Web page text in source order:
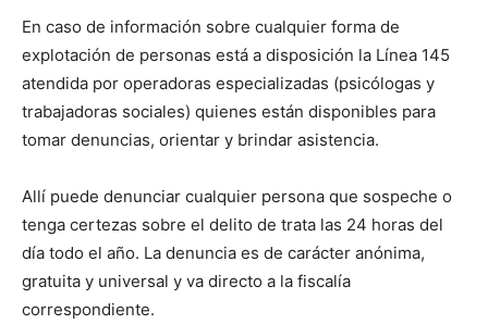
En caso de información sobre cualquier forma de
explotación de personas está a disposición la Línea 145
atendida por operadoras especializadas (psicólogas y
trabajadoras sociales) quienes están disponibles para
tomar denuncias, orientar y brindar asistencia.
Allí puede denunciar cualquier persona que sospeche o
tenga certezas sobre el delito de trata las 24 horas del
día todo el año. La denuncia es de carácter anónima,
gratuita y universal y va directo a la fiscalía
correspondiente.